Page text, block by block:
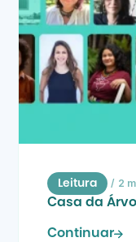
Leitura / 2
Casa da
Continuar